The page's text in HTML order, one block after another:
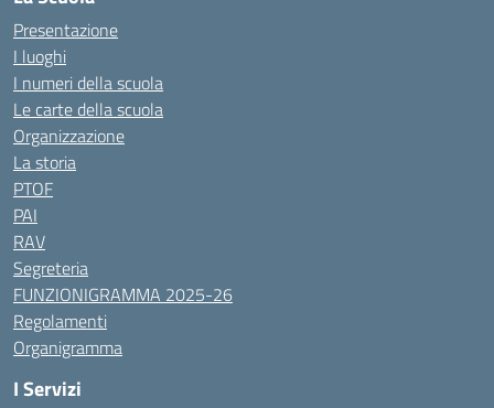
Presentazione
I luoghi
I numeri della scuola
Le carte della scuola
Organizzazione
La storia
PTOF
PAI
RAV
Segreteria
FUNZIONIGRAMMA 2025-26
Regolamenti
Organigramma
I Servizi